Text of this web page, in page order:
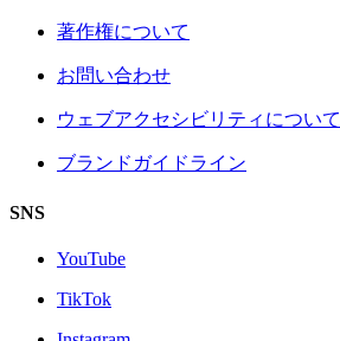
著作権について
お問い合わせ
ウェブアクセシビリティについて
ブランドガイドライン
SNS
YouTube
TikTok